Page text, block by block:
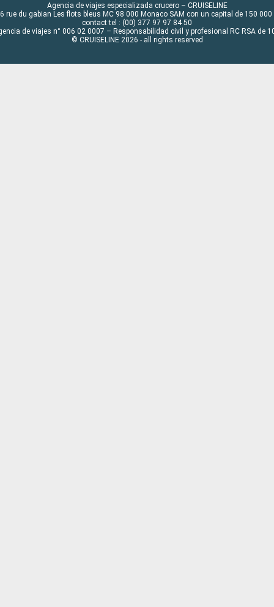
Agencia de viajes especializada crucero – CRUISELINE
rue du gabian Les flots bleus MC 98 000 Monaco SAM con un capital de 150 000
contact tel : (00) 377 97 97 84 50
de viajes n° 006 02 0007 – Responsabilidad civil y profesional RC RSA de
© CRUISELINE 2026 - all rights reserved